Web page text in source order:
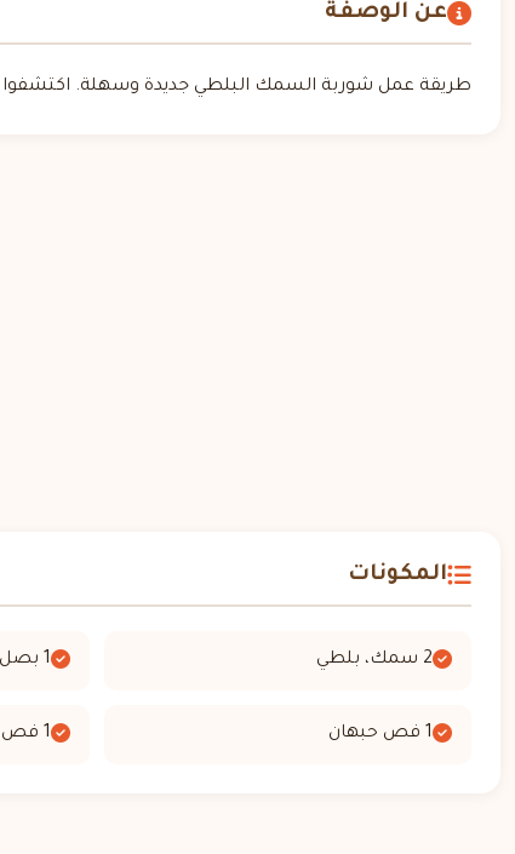
عن الوصفة
طريقة عمل شوربة السمك البلطي جديدة وسهلة. اكتشفوا
المكونات
2 سمك، بلطي 1 بصل، مقطع مكعبات
1 فص حبهان 1 فص مسكه